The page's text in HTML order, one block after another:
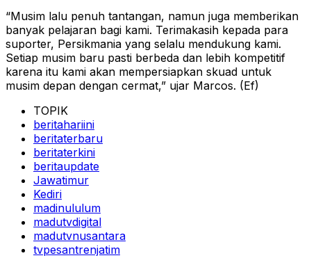
“Musim lalu penuh tantangan, namun juga memberikan
banyak pelajaran bagi kami. Terimakasih kepada para
suporter, Persikmania yang selalu mendukung kami.
Setiap musim baru pasti berbeda dan lebih kompetitif
karena itu kami akan mempersiapkan skuad untuk
musim depan dengan cermat,” ujar Marcos. (Ef)
TOPIK
beritahariini
beritaterbaru
beritaterkini
beritaupdate
Jawatimur
Kediri
madinululum
madutvdigital
madutvnusantara
tvpesantrenjatim